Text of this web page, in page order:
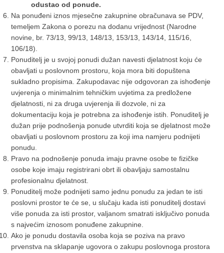
odustao od ponude.
Na ponuđeni iznos mjesečne zakupnine obračunava se PDV,
temeljem Zakona o porezu na dodanu vrijednost (Narodne
novine, br. 73/13, 99/13, 148/13, 153/13, 143/14, 115/16,
106/18).
Ponuditelj je u svojoj ponudi dužan navesti djelatnost koju će
obavljati u poslovnom prostoru, koja mora biti dopuštena
sukladno propisima. Zakupodavac nije odgovoran za ishođenje
uvjerenja o minimalnim tehničkim uvjetima za predložene
djelatnosti, ni za druga uvjerenja ili dozvole, ni za
dokumentaciju koja je potrebna za ishođenje istih. Ponuditelj je
dužan prije podnošenja ponude utvrditi koja se djelatnost može
obavljati u poslovnom prostoru za koji ima namjeru podnijeti
ponudu.
Pravo na podnošenje ponuda imaju pravne osobe te fizičke
osobe koje imaju registrirani obrt ili obavljaju samostalnu
profesionalnu djelatnost.
Ponuditelj može podnijeti samo jednu ponudu za jedan te isti
poslovni prostor te će se, u slučaju kada isti ponuditelj dostavi
više ponuda za isti prostor, valjanom smatrati isključivo ponuda
s najvećim iznosom ponuđene zakupnine.
Ako je ponudu dostavila osoba koja se poziva na pravo
prvenstva na sklapanje ugovora o zakupu poslovnoga prostora